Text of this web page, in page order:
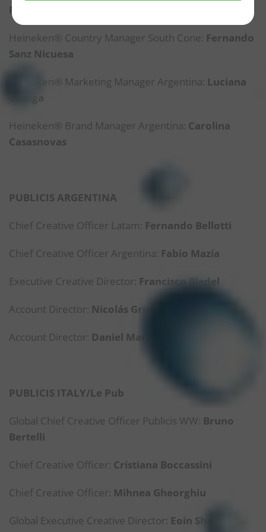
Reukers
Heineken® Country Manager South Cone: Fernando
Sanz Nicuesa
Heineken® Marketing Manager Argentina: Luciana
Heineken® Brand Manager Argentina: Carolina
Casasnovas
PUBLICIS ARGENTINA
Chief Creative Officer Latam: Fernando Bellotti
Chief Creative Officer Argentina: Fabio Mazía
Executive Creative Director: Francisco Bledel
Account Director: Nicolás Gruschetsky
Account Director: Daniel Marando
PUBLICIS ITALY/Le Pub
Global Chief Creative Officer Publicis WW: Bruno
Bertelli
Chief Creative Officer: Cristiana Boccassini
Chief Creative Officer: Mihnea Gheorghiu
Global Executive Creative Director: Eoin Sherry